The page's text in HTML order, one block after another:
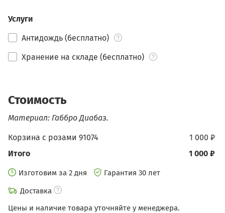
Услуги
Антидождь (бесплатно)
Хранение на складе (бесплатно)
Стоимость
Материал: Габбро Диабаз.
1 000 ₽
Корзина с розами 91074
1 000 ₽
Итого
Изготовим за 2 дня
Гарантия 30 лет
Доставка
Цены и наличие товара уточняйте у менеджера.